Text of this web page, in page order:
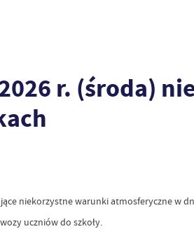
r. (środa)
niekorzystne warunki atmosferyczne w
uczniów do szkoły.